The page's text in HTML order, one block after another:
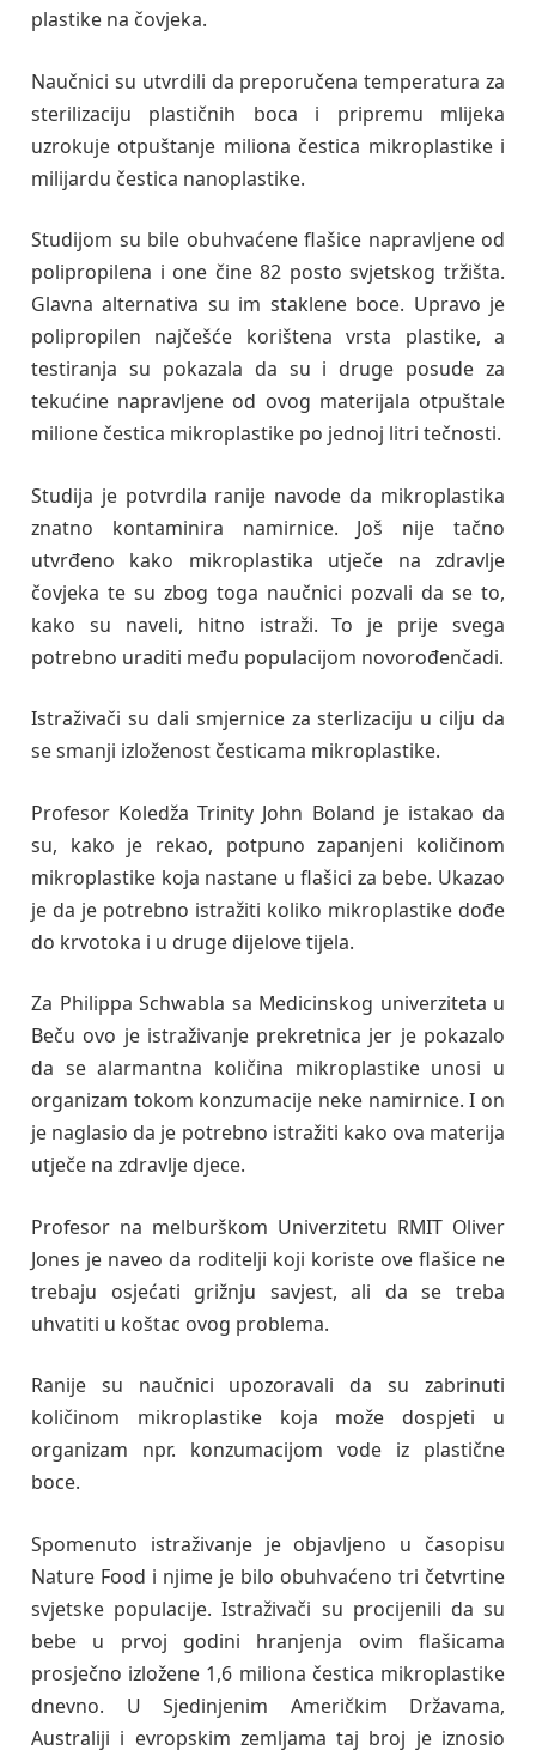
plastike na čovjeka.
Naučnici su utvrdili da preporučena temperatura za
sterilizaciju plastičnih boca i pripremu mlijeka
uzrokuje otpuštanje miliona čestica mikroplastike i
milijardu čestica nanoplastike.
Studijom su bile obuhvaćene flašice napravljene od
polipropilena i one čine 82 posto svjetskog tržišta.
Glavna alternativa su im staklene boce. Upravo je
polipropilen najčešće korištena vrsta plastike, a
testiranja su pokazala da su i druge posude za
tekućine napravljene od ovog materijala otpuštale
milione čestica mikroplastike po jednoj litri tečnosti.
Studija je potvrdila ranije navode da mikroplastika
znatno kontaminira namirnice. Još nije tačno
utvrđeno kako mikroplastika utječe na zdravlje
čovjeka te su zbog toga naučnici pozvali da se to,
kako su naveli, hitno istraži. To je prije svega
potrebno uraditi među populacijom novorođenčadi.
Istraživači su dali smjernice za sterlizaciju u cilju da
se smanji izloženost česticama mikroplastike.
Profesor Koledža Trinity John Boland je istakao da
su, kako je rekao, potpuno zapanjeni količinom
mikroplastike koja nastane u flašici za bebe. Ukazao
je da je potrebno istražiti koliko mikroplastike dođe
do krvotoka i u druge dijelove tijela.
Za Philippa Schwabla sa Medicinskog univerziteta u
Beču ovo je istraživanje prekretnica jer je pokazalo
da se alarmantna količina mikroplastike unosi u
organizam tokom konzumacije neke namirnice. I on
je naglasio da je potrebno istražiti kako ova materija
utječe na zdravlje djece.
Profesor na melburškom Univerzitetu RMIT Oliver
Jones je naveo da roditelji koji koriste ove flašice ne
trebaju osjećati grižnju savjest, ali da se treba
uhvatiti u koštac ovog problema.
Ranije su naučnici upozoravali da su zabrinuti
količinom mikroplastike koja može dospjeti u
organizam npr. konzumacijom vode iz plastične
boce.
Spomenuto istraživanje je objavljeno u časopisu
Nature Food i njime je bilo obuhvaćeno tri četvrtine
svjetske populacije. Istraživači su procijenili da su
bebe u prvoj godini hranjenja ovim flašicama
prosječno izložene 1,6 miliona čestica mikroplastike
dnevno. U Sjedinjenim Američkim Državama,
Australiji i evropskim zemljama taj broj je iznosio